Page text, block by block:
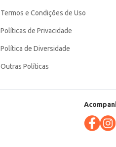
Termos e Condições de Uso
Políticas de Privacidade
Política de Diversidade
Outras Políticas